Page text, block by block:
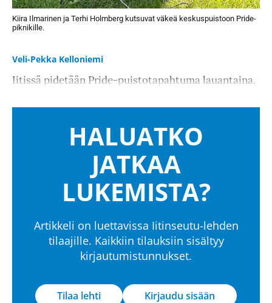
Kiira Ilmarinen ja Terhi Holmberg kutsuvat väkeä keskuspuistoon Pride-
piknikille.
Veli-Pekka Kelloniemi
Iitissä pidetään Pride-puistotapahtuma lauantaina.
HALUATKO
JATKAA
LUKEMISTA?
Artikkeli on luettavissa Iitinseutu-lehden
tilaajille. Kaikkiin tilauksiin sisältyy
kirjautumistunnukset.
Tilaa lehti Kirjaudu sisään